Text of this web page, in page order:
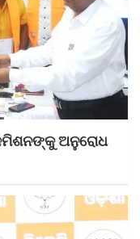
କମିଶନଙ୍କୁ ଅନୁରୋଧ